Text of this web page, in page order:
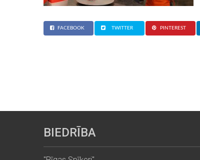
FACEBOOK TWITTER PINTEREST
BIEDRĪBA